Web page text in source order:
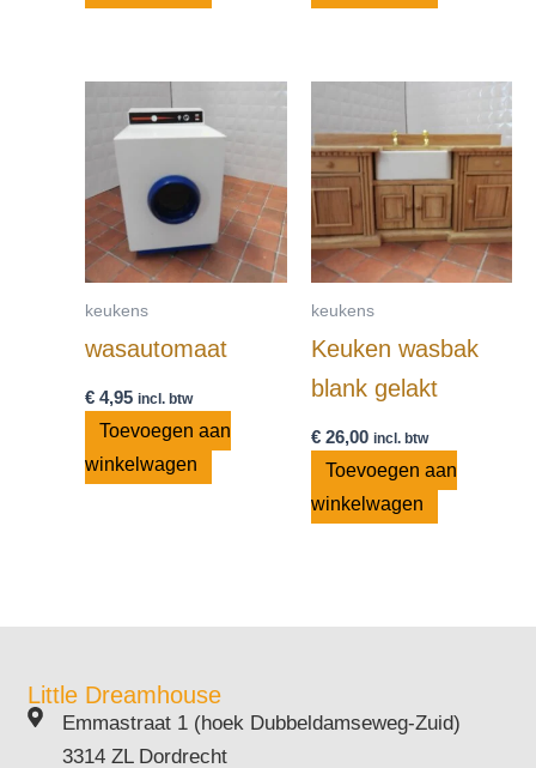
keukens
wasautomaat
€ 4,95 incl. btw
Toevoegen aan
winkelwagen
keukens
Keuken wasbak
blank gelakt
€26,00 incl. btw
Toevoegen aan
winkelwagen
Little Dreamhouse
Emmastraat 1 (hoek Dubbeldamseweg-Zuid)
3314 ZL Dordrecht